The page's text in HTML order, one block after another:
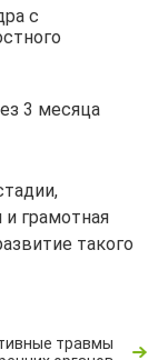
с
3 месяца
грамотная
такого
травмы